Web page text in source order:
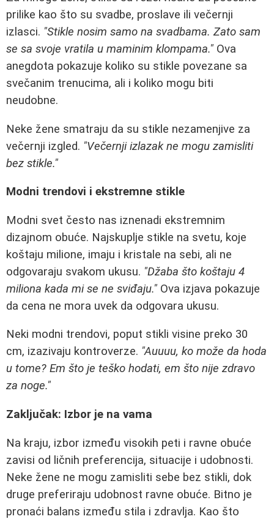
prilike kao što su svadbe, proslave ili večernji
izlasci. "Stikle nosim samo na svadbama. Zato sam
se sa svoje vratila u maminim klompama." Ova
anegdota pokazuje koliko su stikle povezane sa
svečanim trenucima, ali i koliko mogu biti
neudobne.
Neke žene smatraju da su stikle nezamenjive za
večernji izgled. "Večernji izlazak ne mogu zamisliti
bez stikle."
Modni trendovi i ekstremne stikle
Modni svet često nas iznenadi ekstremnim
dizajnom obuće. Najskuplje stikle na svetu, koje
koštaju milione, imaju i kristale na sebi, ali ne
odgovaraju svakom ukusu. "Džaba što koštaju 4
miliona kada mi se ne sviđaju." Ova izjava pokazuje
da cena ne mora uvek da odgovara ukusu.
Neki modni trendovi, poput stikli visine preko 30
cm, izazivaju kontroverze. "Auuuu, ko može da hoda
u tome? Em što je teško hodati, em što nije zdravo
za noge."
Zaključak: Izbor je na vama
Na kraju, izbor između visokih peti i ravne obuće
zavisi od ličnih preferencija, situacije i udobnosti.
Neke žene ne mogu zamisliti sebe bez stikli, dok
druge preferiraju udobnost ravne obuće. Bitno je
pronaći balans između stila i zdravlja. Kao što